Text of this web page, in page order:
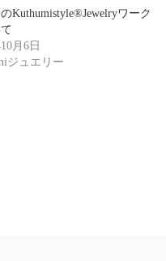
Kuthumistyle®Jewelryワーク
月6日
ジュエリー